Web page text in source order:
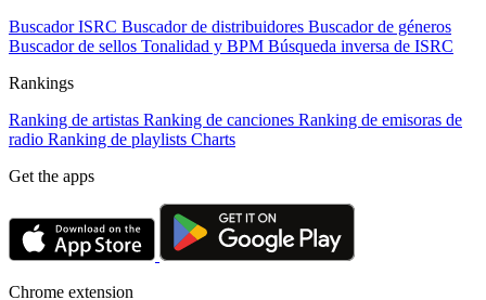
Buscador ISRC Buscador de distribuidores Buscador de géneros
Buscador de sellos Tonalidad y BPM Búsqueda inversa de ISRC
Rankings
Ranking de artistas Ranking de canciones Ranking de emisoras de
radio Ranking de playlists Charts
Get the apps
Chrome extension